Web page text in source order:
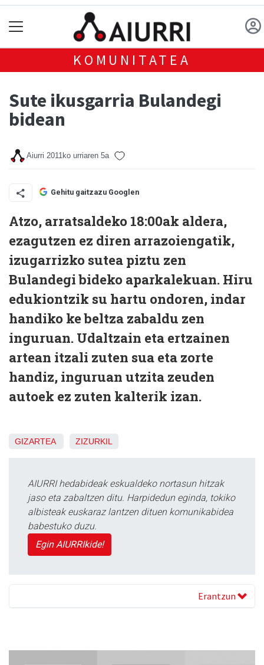
KOMUNITATEA
Sute ikusgarria Bulandegi
bidean
Aiurri 2011ko urriaren 5a
Gehitu gaitzazu Googlen
Atzo, arratsaldeko 18:00ak aldera,
ezagutzen ez diren arrazoiengatik,
izugarrizko sutea piztu zen
Bulandegi bideko aparkalekuan. Hiru
edukiontzik su hartu ondoren, indar
handiko ke beltza zabaldu zen
inguruan. Udaltzain eta ertzainen
artean itzali zuten sua eta zorte
handiz, inguruan utzita zeuden
autoek ez zuten kalterik izan.
GIZARTEA ZIZURKIL
AIURRI hedabideak eskualdeko nortasun hitzak
jaso eta zabaltzen ditu. Harpidedun eginda, tokiko
albisteak euskaraz lantzen dituen komunikabidea
babestuko duzu.
Egin AIURRIkide!
Erantzun